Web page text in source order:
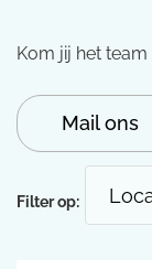
Kom jij het
Mail ons
Filter op: